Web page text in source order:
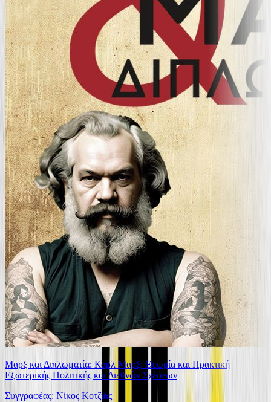
Μαρξ και Διπλωματία: Καρλ Μαρξ: Θεωρία και Πρακτική
Εξωτερικής Πολιτικής και Διεθνών Σχέσεων
Συγγραφέας: Νίκος Κοτζιάς